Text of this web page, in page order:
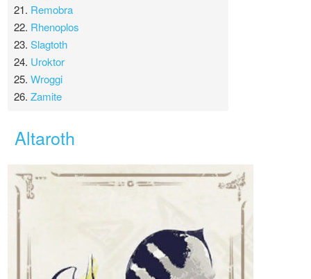
21. Remobra
22. Rhenoplos
23.Slagtoth
24. Uroktor
25.Wroggi
26.Zamite
Altaroth